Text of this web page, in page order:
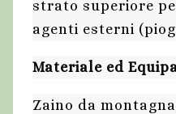
strato superiore
agenti esterni
Materiale ed
Zaino da